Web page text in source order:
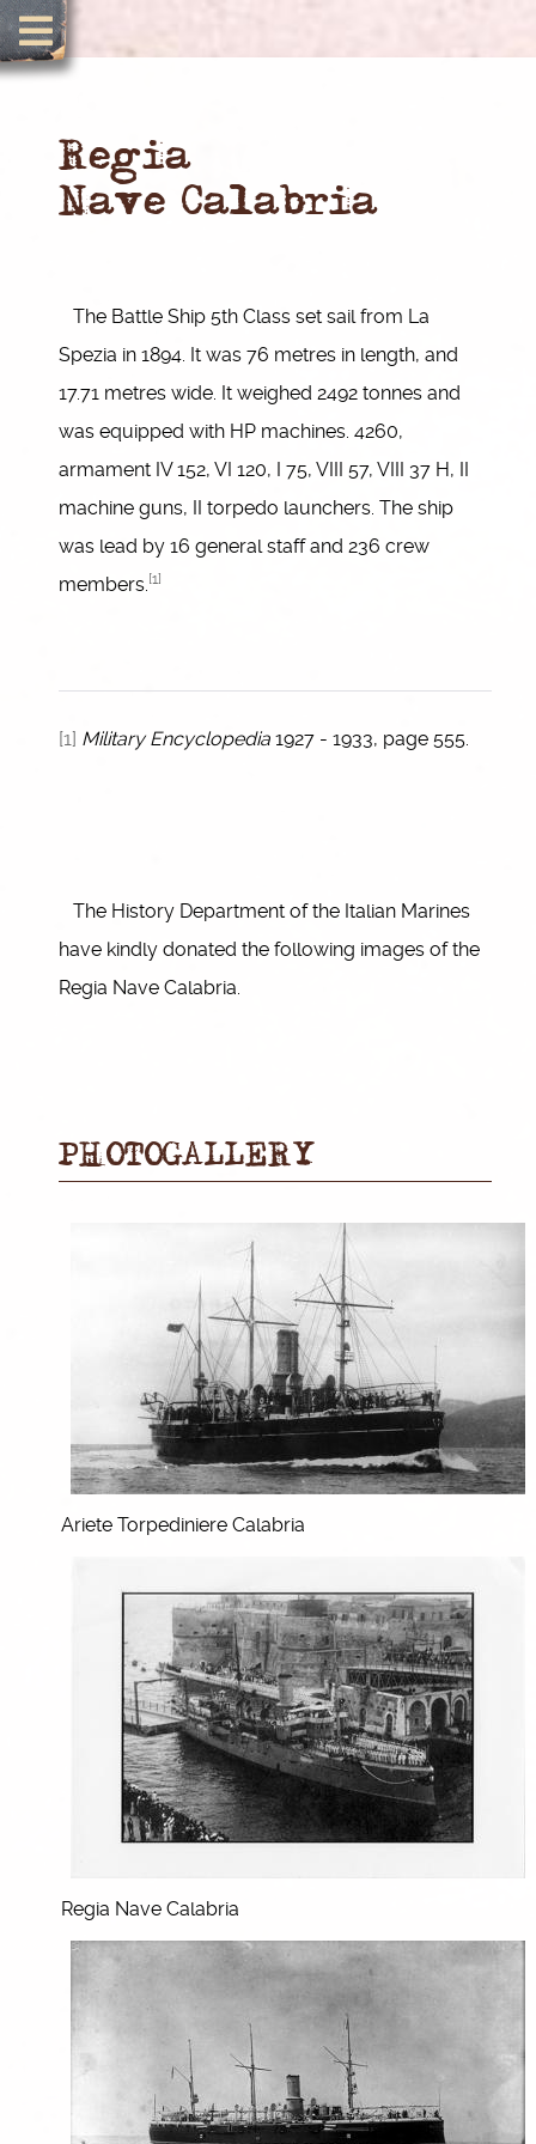
Regia
Nave Calabria
The Battle Ship 5th Class set sail from La
Spezia in 1894. It was 76 metres in length, and
17.71 metres wide. It weighed 2492 tonnes and
was equipped with HP machines. 4260,
armament IV 152, VI 120, I 75, VIII 57, VIII 37 H, II
machine guns, II torpedo launchers. The ship
was lead by 16 general staff and 236 crew
members.[1]
[1] Military Encyclopedia 1927 - 1933, page 555.
The History Department of the Italian Marines
have kindly donated the following images of the
Regia Nave Calabria.
PHOTOGALLERY
Ariete Torpediniere Calabria
Regia Nave Calabria